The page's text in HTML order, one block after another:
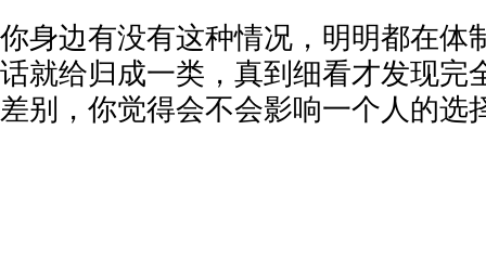
你身边有没有这种情况，明明都在体
话就给归成一类，真到细看才发现完
差别，你觉得会不会影响一个人的选